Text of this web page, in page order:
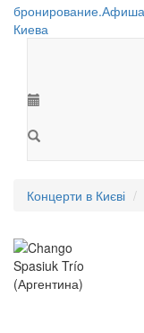
Концерти в Києві